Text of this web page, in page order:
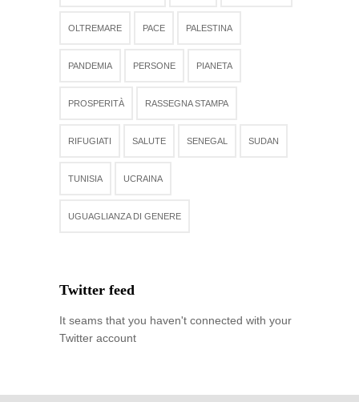
OLTREMARE PACE PALESTINA
PANDEMIA PERSONE PIANETA
PROSPERITÀ RASSEGNA STAMPA
RIFUGIATI SALUTE SENEGAL SUDAN
TUNISIA UCRAINA
UGUAGLIANZA DI GENERE
Twitter feed
It seams that you haven't connected with your
Twitter account